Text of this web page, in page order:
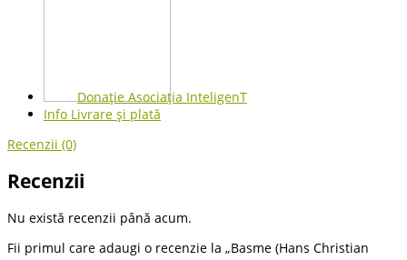
Donație Asociația InteligenT
Info Livrare și plată
Recenzii (0)
Recenzii
Nu există recenzii până acum.
Fii primul care adaugi o recenzie la „Basme (Hans Christian